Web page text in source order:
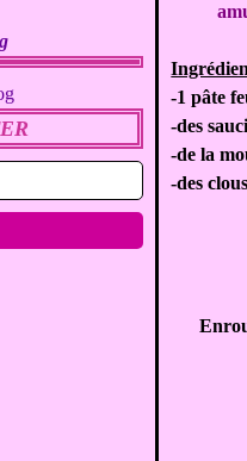
-1 pâte
-des
-de la
-des